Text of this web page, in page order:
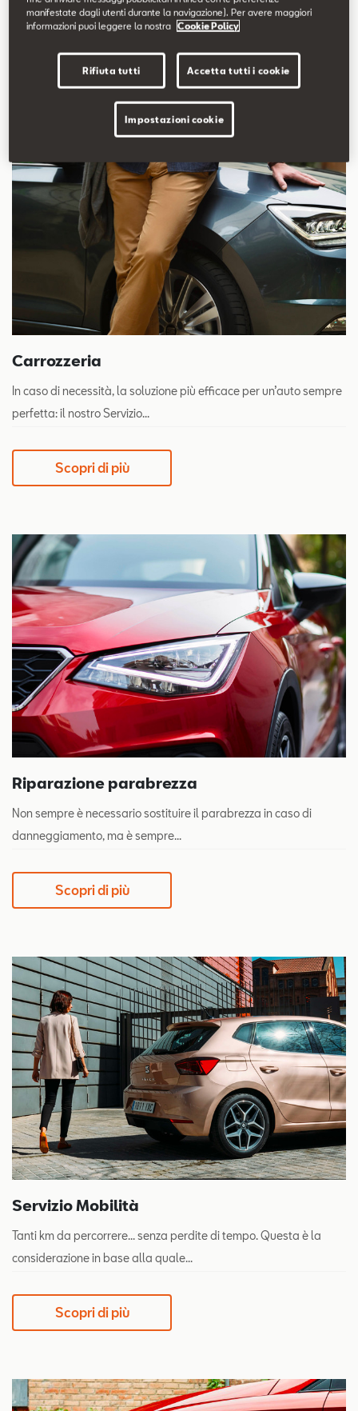
Carrozzeria
In caso di necessità, la soluzione più efficace per un’auto sempre
perfetta: il nostro Servizio...
Scopri di più
Riparazione parabrezza
Non sempre è necessario sostituire il parabrezza in caso di
danneggiamento, ma è sempre...
Scopri di più
Servizio Mobilità
Tanti km da percorrere... senza perdite di tempo. Questa è la
considerazione in base alla quale...
Scopri di più
manifestate dagli utenti durante la navigazione). Per avere maggiori
informazioni puoi leggere la nostra
Cookie Policy
Rifiuta tutti Accetta tutti i cookie
Impostazioni cookie